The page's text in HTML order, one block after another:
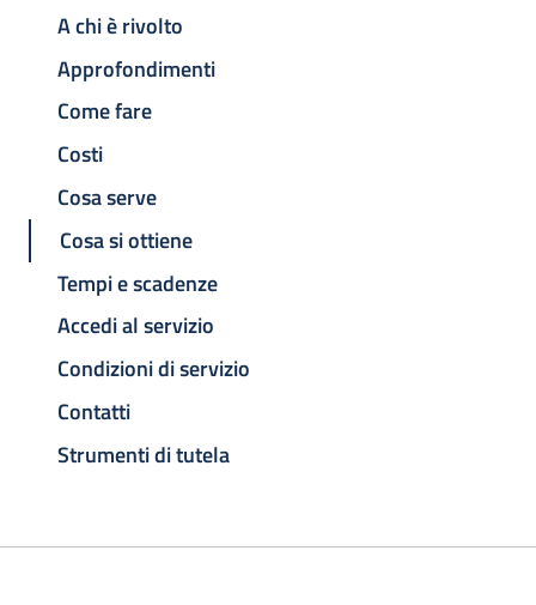
A chi è rivolto
Approfondimenti
Come fare
Costi
Cosa serve
Cosa si ottiene
Tempi e scadenze
Accedi al servizio
Condizioni di servizio
Contatti
Strumenti di tutela